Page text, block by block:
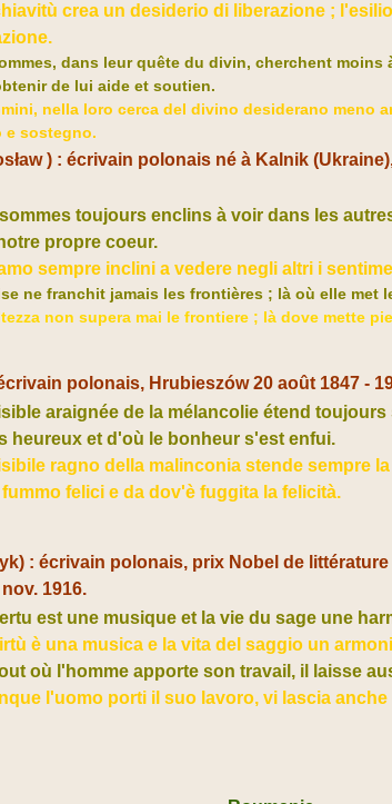
crea un desiderio di liberazione ;
dans leur quête du divin, cherchent moins
de lui aide et soutien.
nella loro cerca del divino desiderano meno
e sostegno.
) : écrivain polonais néà Kalnik
toujours enclins à voir dans les
propre coeur.
sempre inclini a vedere negli altri i
ne franchit jamais les frontières ; là où elle met
non supera mai le frontiere ; là dove mette
polonais, Hrubieszów 20 août 1847 -
araignée de la mélancolie étend
heureux et d'où le bonheur s'est enfui.
ragno della malinconia stende sempre
felici e da dov'è fuggita la felicità.
: écrivain polonais, prix Nobel de littérature
1916.
est une musique et la vie du sage une
è una musica e la vita del saggio un
où l'homme apporte son travail, il laisse
l'uomo porti il suo lavoro, vi lascia